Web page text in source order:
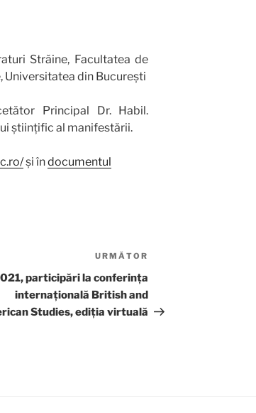
Străine, Facultatea de
Universitatea din București
Principal Dr. Habil.
științific al manifestării.
și îndocumentul
URMĂTOR
participări la conferința
internațională British and
Studies, ediția virtuală